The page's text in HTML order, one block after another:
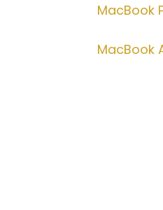
MacBook
MacBook